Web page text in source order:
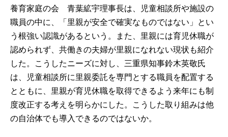
養育家庭の会 青葉絋宇理事長は、児童相談所や施設の
職員の中に、「里親が安全で確実なものではない」とい
う根強い認識があるという。また、里親には育児休職が
認められず、共働きの夫婦が里親になれない現状も紹介
した。こうしたニーズに対し、三重県知事鈴木英敬氏
は、児童相談所に里親委託を専門とする職員を配置する
とともに、里親が育児休職を取得できるよう来年にも制
度改正する考えを明らかにした。こうした取り組みは他
の自治体でも導入できるのではないか。